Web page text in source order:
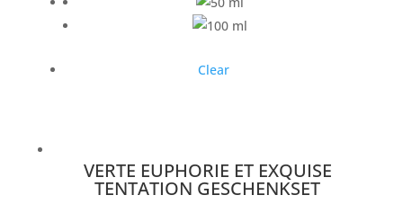
Clear
VERTE EUPHORIE ET EXQUISE
TENTATION GESCHENKSET